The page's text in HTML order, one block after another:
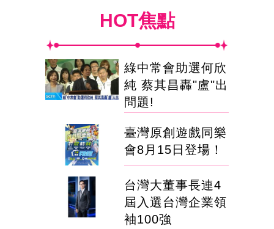
HOT焦點
綠中常會助選何欣
純 蔡其昌轟"盧"出
問題!
臺灣原創遊戲同樂
會8月15日登場！
台灣大董事長連4
屆入選台灣企業領
袖100強